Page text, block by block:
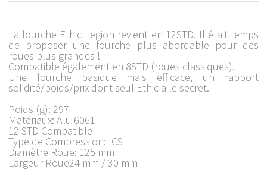
La fourche Ethic Legion revient en 12STD. Il était temps
de proposer une fourche plus abordable pour des
roues plus grandes !
Compatible également en 8STD (roues classiques).
Une fourche basique mais efficace, un rapport
solidité/poids/prix dont seul Ethic a le secret.
Poids (g): 297
Matériaux: Alu 6061
12 STD Compatible
Type de Compression: ICS
Diamètre Roue: 125 mm
Largeur Roue24 mm / 30 mm